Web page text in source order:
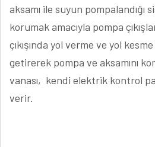
aksamı ile suyun pompalandığı
korumak amacıyla pompa
çıkışında yol verme ve yol
getirerek pompa ve aksamını
vanası, kendi elektrik kontrol
verir.